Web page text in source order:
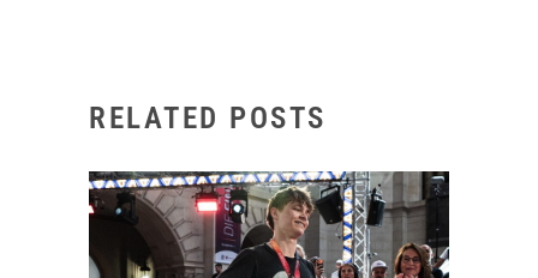
RELATED POSTS